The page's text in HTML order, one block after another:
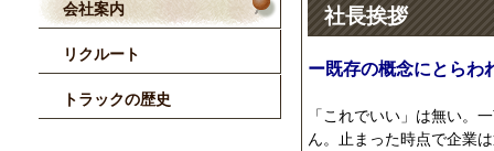
社長挨拶
ー既存の概念にとらわ
「これでいい」は無い。
ん。止まった時点で企業
会社案内
リクルート
トラックの歴史